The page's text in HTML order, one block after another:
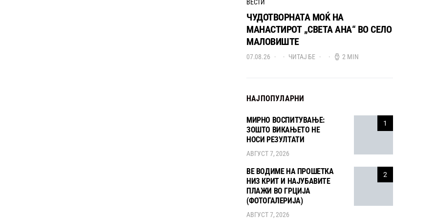
ВЕСТИ
ЧУДОТВОРНАТА МОЌ НА
МАНАСТИРОТ „СВЕТА АНА“ ВО СЕЛО
МАЛОВИШТЕ
07.08.26 ЧИТАЈ БЕ 2 MIN
НАЈПОПУЛАРНИ
1
МИРНО ВОСПИТУВАЊЕ:
ЗОШТО ВИКАЊЕТО НЕ
НОСИ РЕЗУЛТАТИ
АВГУСТ 7, 2026
2
ВЕ ВОДИМЕ НА ПРОШЕТКА
НИЗ КРИТ И НАЈУБАВИТЕ
ПЛАЖИ ВО ГРЦИЈА
(ФОТОГАЛЕРИЈА)
АВГУСТ 7, 2026